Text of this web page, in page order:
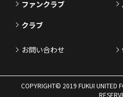
ファンクラブ
クラブ
お問い合わせ
COPYRIGHT© 2019 FUKUI UNITED